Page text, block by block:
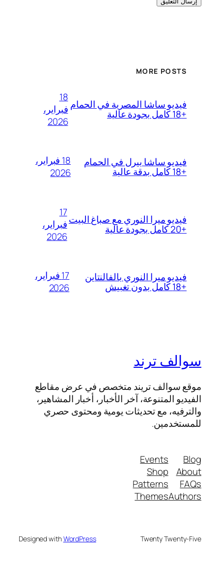
MORE POSTS
فيديو ساشا المصرية في الحمام
+18 كامل بجودة عالية
18
فبراير،
2026
فيديو ساشا بيرل في الحمام
+18 كامل بدقة عالية
18 فبراير،
2026
فيديو ميرا النوري مع صباغ البيت
+20 كامل بجودة عالية
17
فبراير،
2026
فيديو ميرا النوري بالفالنتاين
+18 كامل بدون تغبيش
17 فبراير،
2026
سوالف ترند
موقع سوالف تريند متخصص في عرض مقاطع
الفيديو المتنوعة، آخر الأخبار، أخبار المشاهير،
والترفيه، مع تحديثات يومية ومحتوى حصري
للمستخدمين.
Blog
About
FAQs
Authors
Events
Shop
Patterns
Themes
Twenty Twenty-Five
Designed withWordPress